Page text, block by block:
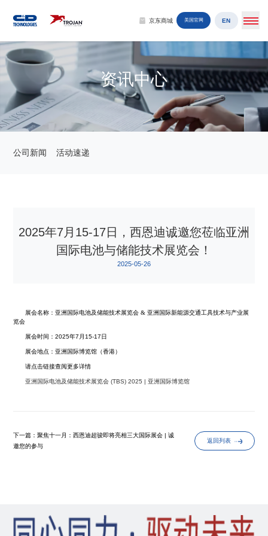
京东商城 美国官网 EN
资讯中心
公司新闻 活动速递
2025年7月15-17日，西恩迪诚邀您莅临亚洲
国际电池与储能技术展览会！
2025-05-26
展会名称：亚洲国际电池及储能技术展览会 & 亚洲国际新能源交通工具技术与产业展
览会
展会时间：2025年7月15-17日
展会地点：亚洲国际博览馆（香港）
请点击链接查阅更多详情
亚洲国际电池及储能技术展览会 (TBS) 2025 | 亚洲国际博览馆
下一篇：聚焦十一月：西恩迪超骏即将亮相三大国际展会 | 诚
邀您的参与
返回列表